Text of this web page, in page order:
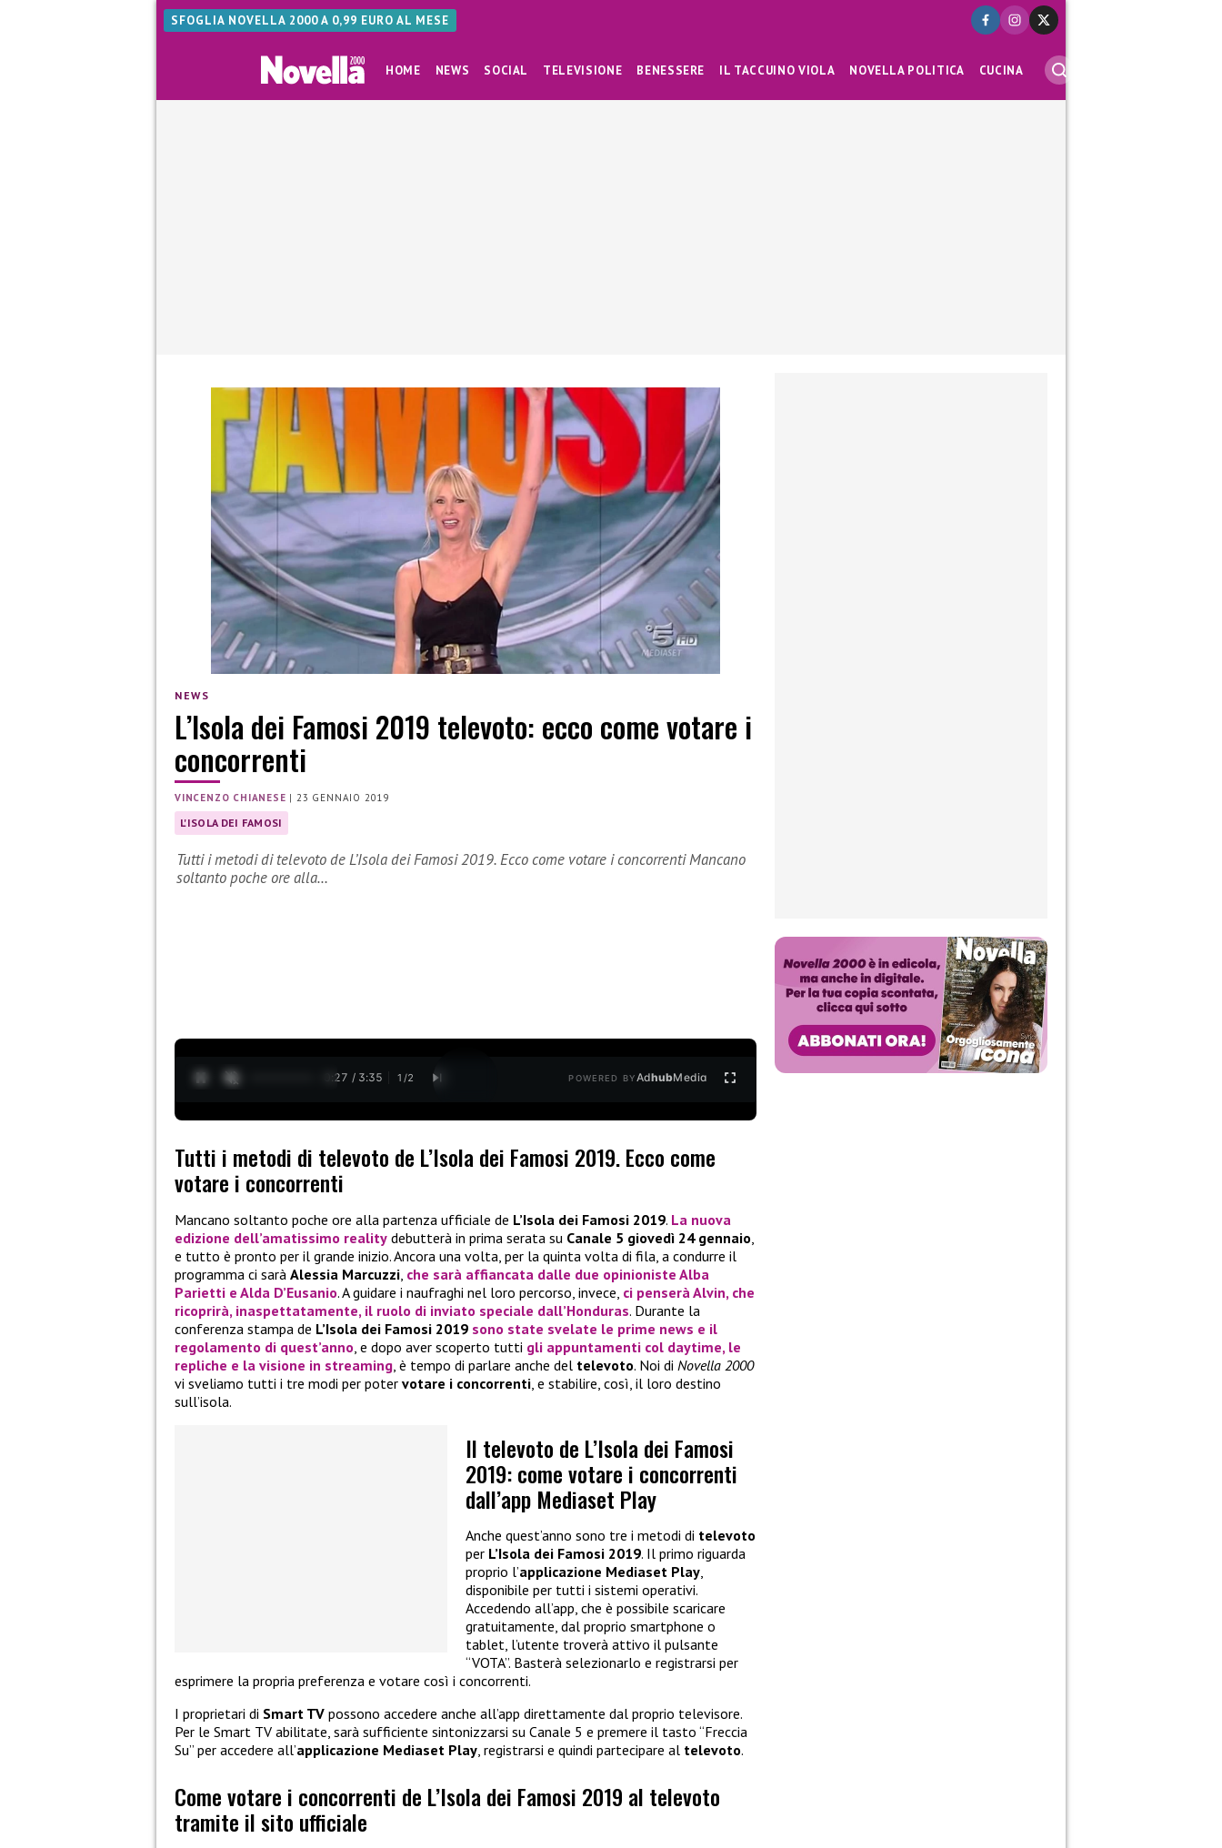
SFOGLIA NOVELLA 2000 A 0,99 EURO AL MESE
HOME NEWS SOCIAL TELEVISIONE BENESSERE IL TACCUINO VIOLA NOVELLA POLITICA CUCINA
NEWS
L’Isola dei Famosi 2019 televoto: ecco come votare i
concorrenti
VINCENZO CHIANESE |23 GENNAIO 2019
L'ISOLA DEI FAMOSI
Tutti i metodi di televoto de L’Isola dei Famosi 2019. Ecco come votare i concorrenti Mancano
soltanto poche ore alla…
0:28 / 3:35 1 /2 POWERED BYAdhubMedia
Tutti i metodi di televoto de L’Isola dei Famosi 2019. Ecco come
votare i concorrenti
Mancano soltanto poche ore alla partenza ufficiale de L’Isola dei Famosi 2019. La nuova
edizione dell’amatissimo reality debutterà in prima serata su Canale 5 giovedì 24 gennaio,
e tutto è pronto per il grande inizio. Ancora una volta, per la quinta volta di fila, a condurre il
programma ci sarà Alessia Marcuzzi, che sarà affiancata dalle due opinioniste Alba
Parietti e Alda D’Eusanio. A guidare i naufraghi nel loro percorso, invece, ci penseràAlvin, che
ricoprirà, inaspettatamente, il ruolo di inviato speciale dall’Honduras. Durante la
conferenza stampa de L’Isola dei Famosi 2019 sono state svelate le prime news e il
regolamento di quest’anno, e dopo aver scoperto tutti gli appuntamenti col daytime, le
repliche e la visione in streaming, è tempo di parlare anche del televoto. Noi di Novella 2000
vi sveliamo tutti i tre modi per poter votare i concorrenti, e stabilire, così, il loro destino
sull’isola.
Il televoto de L’Isola dei Famosi
2019: come votare i concorrenti
dall’app Mediaset Play
Anche quest’anno sono tre i metodi di televoto
per L’Isola dei Famosi 2019. Il primo riguarda
proprio l’applicazione Mediaset Play,
disponibile per tutti i sistemi operativi.
Accedendo all’app, che è possibile scaricare
gratuitamente, dal proprio smartphone o
tablet, l’utente troverà attivo il pulsante
“VOTA”. Basterà selezionarlo e registrarsi per
esprimere la propria preferenza e votare così i concorrenti.
I proprietari di Smart TV possono accedere anche all’app direttamente dal proprio televisore.
Per le Smart TV abilitate, sarà sufficiente sintonizzarsi su Canale 5 e premere il tasto “Freccia
Su” per accedere all’applicazione Mediaset Play, registrarsi e quindi partecipare al televoto.
Come votare i concorrenti de L’Isola dei Famosi 2019 al televoto
tramite il sito ufficiale